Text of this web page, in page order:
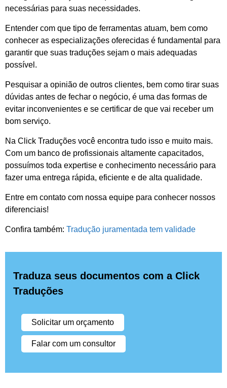
necessárias para suas necessidades.
Entender com que tipo de ferramentas atuam, bem como
conhecer as especializações oferecidas é fundamental para
garantir que suas traduções sejam o mais adequadas
possível.
Pesquisar a opinião de outros clientes, bem como tirar suas
dúvidas antes de fechar o negócio, é uma das formas de
evitar inconvenientes e se certificar de que vai receber um
bom serviço.
Na Click Traduções você encontra tudo isso e muito mais.
Com um banco de profissionais altamente capacitados,
possuímos toda expertise e conhecimento necessário para
fazer uma entrega rápida, eficiente e de alta qualidade.
Entre em contato com nossa equipe para conhecer nossos
diferenciais!
Confira também: Tradução juramentada tem validade
Traduza seus documentos com a Click
Traduções
Solicitar um orçamento
Falar com um consultor